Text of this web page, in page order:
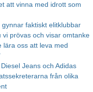
att vinna med idrott som
gynnar faktiskt elitklubbar
vi prövas och visar omtanke
lära oss att leva med
Jeans och Adidas
från olika